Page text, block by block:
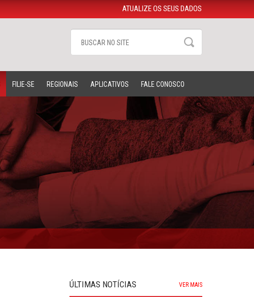
ATUALIZE OS SEUS DADOS
FILIE-SE REGIONAIS APLICATIVOS FALE CONOSCO
ÚLTIMAS NOTÍCIAS VER MAIS